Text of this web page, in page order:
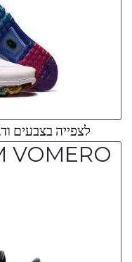
לצפייה בצבעים
VOMERO